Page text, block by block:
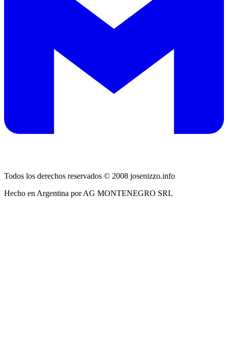
Todos los derechos reservados © 2008 josenizzo.info
Hecho en Argentina por AG MONTENEGRO SRL